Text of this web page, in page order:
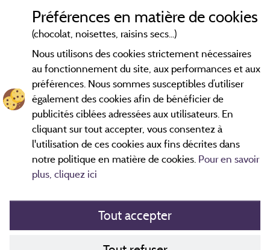
Avis sur l'hébergement
L'emplacement était assez grand, propre et
Avis datés de moins de 3 ans et soumis à un contrôle.
Préférences en matière de cookies
(chocolat, noisettes, raisins secs...)
Nous utilisons des cookies strictement nécessaires
au fonctionnement du site, aux performances et aux
préférences. Nous sommes susceptibles d’utiliser
également des cookies afin de bénéficier de
publicités ciblées adressées aux utilisateurs. En
cliquant sur tout accepter, vous consentez à
l'utilisation de ces cookies aux fins décrites dans
notre politique en matière de cookies. Pour en savoir
plus, cliquez ici
Tout accepter